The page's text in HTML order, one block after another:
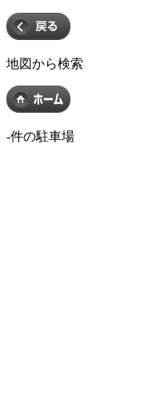
地図から検索
-件の駐車場